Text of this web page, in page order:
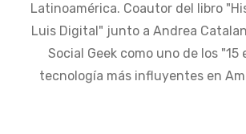
Latinoamérica. Coautor del libro
Luis Digital" junto a Andrea
Social Geek como uno de los "15
tecnología más influyentes en